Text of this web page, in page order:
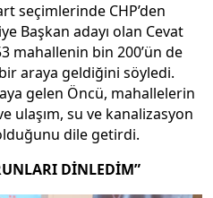
seçimlerinde CHP’den
Başkan adayı olan Cevat
mahallenin bin 200’ün de
araya geldiğini söyledi.
gelen Öncü, mahallelerin
ulaşım, su ve kanalizasyon
dile getirdi.
DİNLEDİM”